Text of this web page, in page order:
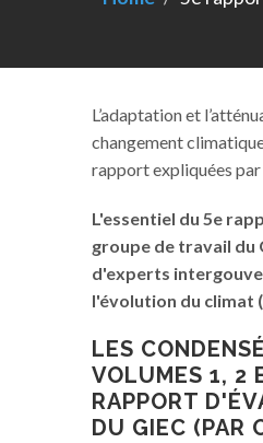
L’adaptation et
changement
rapport expliquées
L'essentiel du 5e
groupe de travail du
d'experts
l'évolution du climat
LES
VOLUMES 1, 2
RAPPORT
DU GIEC (PAR